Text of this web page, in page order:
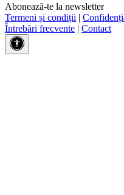
Abonează-te la newsletter
Termeni și condiții |
Întrebări frecvente | Contact